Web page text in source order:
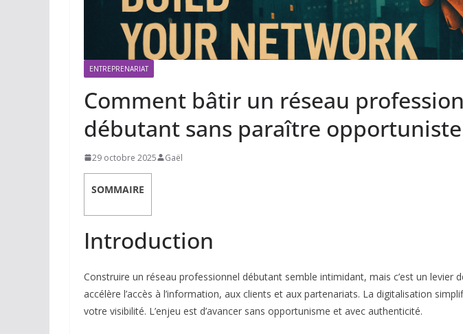
ENTREPRENARIAT
Comment bâtir un réseau
débutant sans paraître opportuniste
29 octobre 2025 Gaël
SOMMAIRE
Introduction
Construire un réseau professionnel débutant semble intimidant, mais c’est un levier
accélère l’accès à l’information, aux clients et aux partenariats. La digitalisation
votre visibilité. L’enjeu est d’avancer sans opportunisme et avec authenticité.